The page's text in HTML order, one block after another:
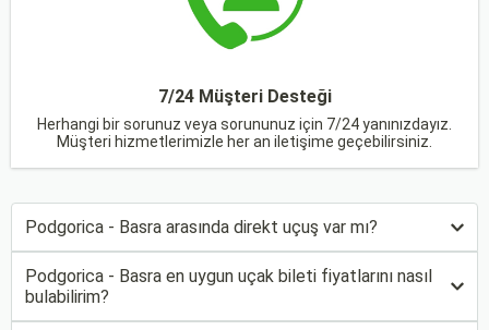
7/24 Müşteri Desteği
Herhangi bir sorunuz veya sorununuz için 7/24 yanınızdayız.
Müşteri hizmetlerimizle her an iletişime geçebilirsiniz.
Podgorica - Basra arasında direkt uçuş var mı?
Podgorica - Basra en uygun uçak bileti fiyatlarını nasıl
bulabilirim?